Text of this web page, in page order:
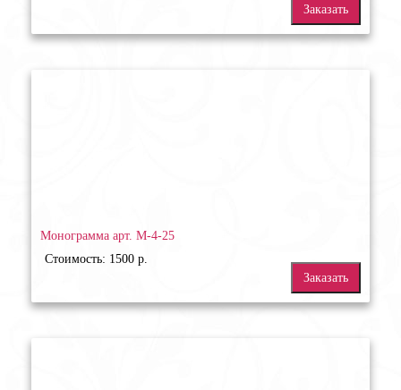
Заказать
Монограмма арт. М-4-25
Стоимость: 1500 р.
Заказать